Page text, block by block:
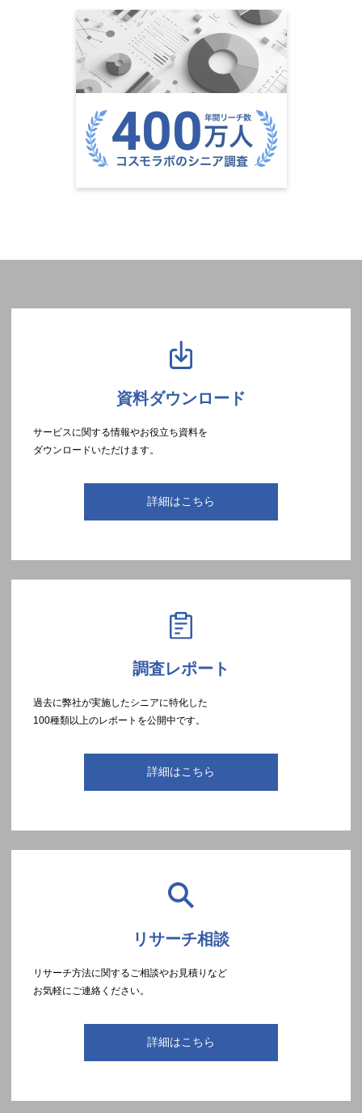
資料ダウンロード
サービスに関する情報やお役立ち資料を
ダウンロードいただけます。
詳細はこちら
調査レポート
過去に弊社が実施したシニアに特化した
100種類以上のレポートを公開中です。
詳細はこちら
リサーチ相談
リサーチ方法に関するご相談やお見積りなど
お気軽にご連絡ください。
詳細はこちら